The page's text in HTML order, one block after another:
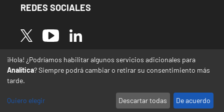
REDES SOCIALES
Image Image Image
* Las traducciones de este sitio web desde el
español a otras lenguas se realizan de forma
automática y pueden contener errores o
¡Hola! ¿Podríamos habilitar algunos servicios adicionales para
Analítica? Siempre podrá cambiar o retirar su consentimiento más
tarde.
Quiero elegir Descartar todas De acuerdo